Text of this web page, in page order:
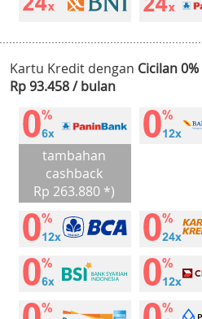
Kartu Kredit dengan Cicilan 0%
Rp 93.458 / bulan
tambahan
cashback
Rp 263.880 *)